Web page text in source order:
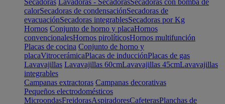
Secadoras Lavadoras - SecadorasSecadoras con bomba de
calorSecadoras de condensaciónSecadoras de
evacuaciónSecadoras integrablesSecadoras por Kg
Hornos Conjunto de horno y placaHornos
convencionalesHornos pirolíticosHornos multifunción
Placas de cocina Conjunto de horno y
placaVitrocerámicaPlacas de inducciónPlacas de gas
Lavavajillas Lavavajillas 60cmLavavajillas 45cmLavavajillas
integrables
Campanas extractoras Campanas decorativas
Pequeños electrodomésticos
MicroondasFreidorasAspiradoresCafeterasPlanchas de